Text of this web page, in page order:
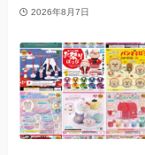
2026年8月7日